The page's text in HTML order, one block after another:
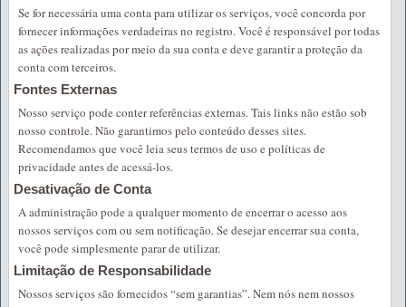
Se for necessária uma conta para utilizar os serviços, você concorda por
fornecer informações verdadeiras no registro. Você é responsável por todas
as ações realizadas por meio da sua conta e deve garantir a proteção da
conta com terceiros.
Fontes Externas
Nosso serviço pode conter referências externas. Tais links não estão sob
nosso controle. Não garantimos pelo conteúdo desses sites.
Recomendamos que você leia seus termos de uso e políticas de
privacidade antes de acessá-los.
Desativação de Conta
A administração pode a qualquer momento de encerrar o acesso aos
nossos serviços com ou sem notificação. Se desejar encerrar sua conta,
você pode simplesmente parar de utilizar.
Limitação de Responsabilidade
Nossos serviços são fornecidos “sem garantias”. Nem nós nem nossos